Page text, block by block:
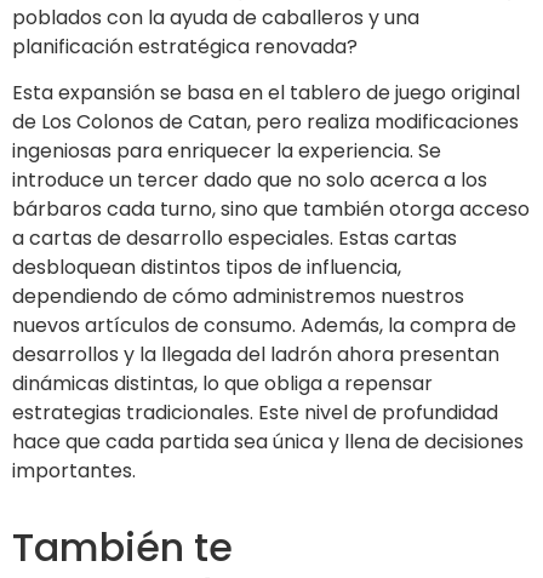
poblados con la ayuda de caballeros y una
planificación estratégica renovada?
Esta expansión se basa en el tablero de juego original
de Los Colonos de Catan, pero realiza modificaciones
ingeniosas para enriquecer la experiencia. Se
introduce un tercer dado que no solo acerca a los
bárbaros cada turno, sino que también otorga acceso
a cartas de desarrollo especiales. Estas cartas
desbloquean distintos tipos de influencia,
dependiendo de cómo administremos nuestros
nuevos artículos de consumo. Además, la compra de
desarrollos y la llegada del ladrón ahora presentan
dinámicas distintas, lo que obliga a repensar
estrategias tradicionales. Este nivel de profundidad
hace que cada partida sea única y llena de decisiones
importantes.
También te